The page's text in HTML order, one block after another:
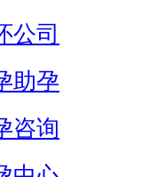
公司
助孕
咨询